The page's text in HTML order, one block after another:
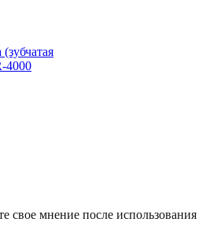
свое мнение после использования